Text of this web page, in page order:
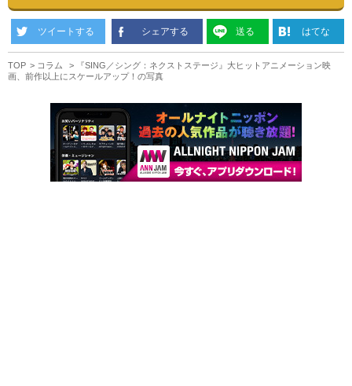
ツイートする シェアする 送る はてな
TOP コラム
『SING／シング：ネクストステージ』大ヒットアニメーション映
画、前作以上にスケールアップ！の写真